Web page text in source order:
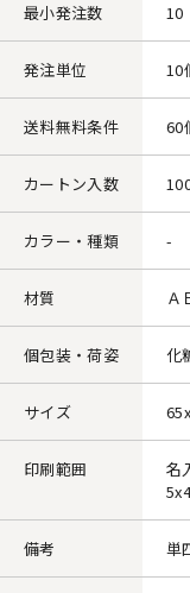
最小発注数 10
発注単位 10
送料無料条件 60
カートン入数
カラー・種類 -
材質 Ａ
個包装・荷姿 化
サイズ
印刷範囲
名
備考 単